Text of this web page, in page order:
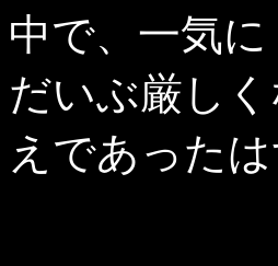
中で、一気
だいぶ厳し
えであった